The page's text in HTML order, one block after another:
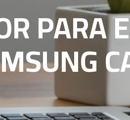
PARA